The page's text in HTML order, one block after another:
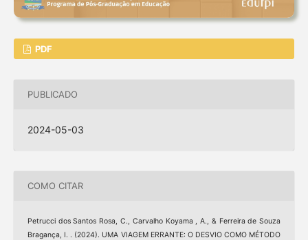
PDF
PUBLICADO
2024-05-03
COMO CITAR
Petrucci dos Santos Rosa, C., Carvalho Koyama , A., & Ferreira de Souza
Bragança, I. . (2024). UMA VIAGEM ERRANTE: O DESVIO COMO MÉTODO